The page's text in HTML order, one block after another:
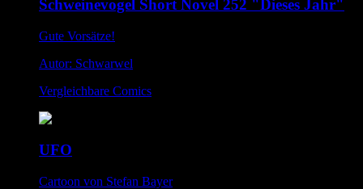
Schweinevogel Short Novel 252 "Dieses Jahr"
Gute Vorsätze!
Autor: Schwarwel
Vergleichbare Comics
UFO
Cartoon von Stefan Bayer